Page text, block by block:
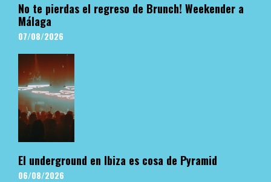
No te pierdas el regreso de Brunch! Weekender a
Málaga
07/08/2026
El underground en Ibiza es cosa de Pyramid
06/08/2026